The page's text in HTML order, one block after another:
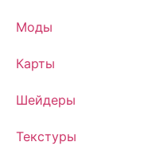
Моды
Карты
Шейдеры
Текстуры